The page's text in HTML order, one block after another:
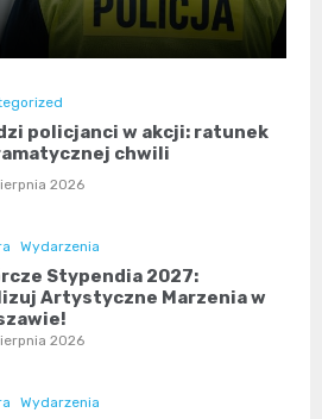
policjanci w akcji: ratunek
chwili
2026
Wydarzenia
Stypendia 2027:
Artystyczne Marzenia w
2026
Wydarzenia